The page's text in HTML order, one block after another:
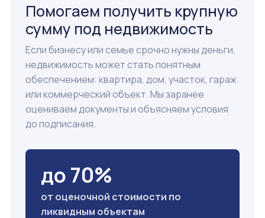
Помогаем получить крупную
сумму под недвижимость
Если бизнесу или семье срочно нужны деньги,
недвижимость может стать понятным
обеспечением: квартира, дом, участок, гараж
или коммерческий объект. Мы заранее
оцениваем документы и объясняем условия
до подписания.
до 70%
от оценочной стоимости по
ликвидным объектам